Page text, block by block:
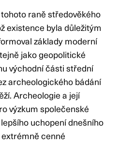
raně středověkého
existence byla důležitým
základy moderní
jako geopolitické
východní části střední
archeologického bádání
Archeologie a její
výzkum společenské
uchopení dnešního
cenné